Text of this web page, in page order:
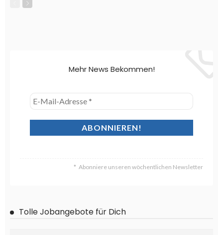
Mehr News Bekommen!
Abonniere unseren wöchentlichen Newsletter
Tolle Jobangebote für Dich